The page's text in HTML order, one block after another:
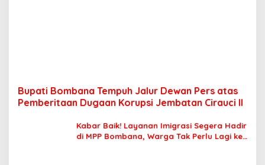
Bupati Bombana Tempuh Jalur Dewan Pers atas
Pemberitaan Dugaan Korupsi Jembatan Cirauci II
Kabar Baik! Layanan Imigrasi Segera Hadir
di MPP Bombana, Warga Tak Perlu Lagi ke